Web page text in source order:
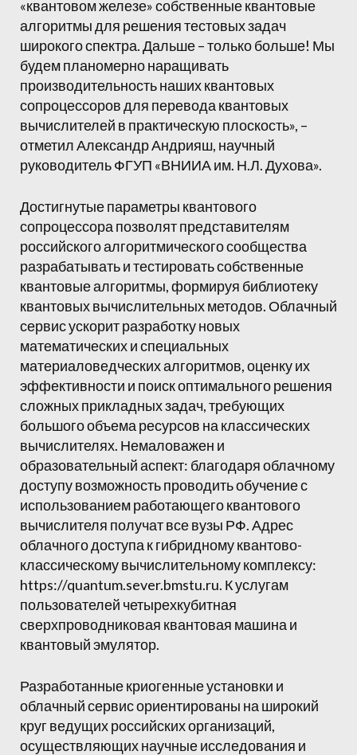
«квантовом железе» собственные квантовые
алгоритмы для решения тестовых задач
широкого спектра. Дальше – только больше! Мы
будем планомерно наращивать
производительность наших квантовых
сопроцессоров для перевода квантовых
вычислителей в практическую плоскость», –
отметил Александр Андрияш, научный
руководитель ФГУП «ВНИИА им. Н.Л. Духова».
Достигнутые параметры квантового
сопроцессора позволят представителям
российского алгоритмического сообщества
разрабатывать и тестировать собственные
квантовые алгоритмы, формируя библиотеку
квантовых вычислительных методов. Облачный
сервис ускорит разработку новых
математических и специальных
материаловедческих алгоритмов, оценку их
эффективности и поиск оптимального решения
сложных прикладных задач, требующих
большого объема ресурсов на классических
вычислителях. Немаловажен и
образовательный аспект: благодаря облачному
доступу возможность проводить обучение с
использованием работающего квантового
вычислителя получат все вузы РФ. Адрес
облачного доступа к гибридному квантово-
классическому вычислительному комплексу:
https://quantum.sever.bmstu.ru. К услугам
пользователей четырехкубитная
сверхпроводниковая квантовая машина и
квантовый эмулятор.
Разработанные криогенные установки и
облачный сервис ориентированы на широкий
круг ведущих российских организаций,
осуществляющих научные исследования и